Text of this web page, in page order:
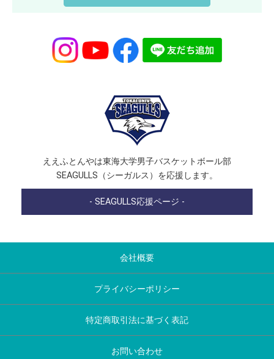
ええふとんやは東海大学男子バスケットボール部
SEAGULLS（シーガルス）を応援します。
- SEAGULLS応援ページ -
会社概要
プライバシーポリシー
特定商取引法に基づく表記
お問い合わせ